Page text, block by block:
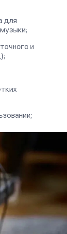
для
и